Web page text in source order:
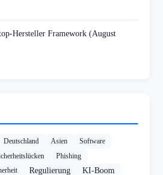
Hersteller Framework (August
Deutschland Asien
Software
Phishing
Regulierung KI-Boom